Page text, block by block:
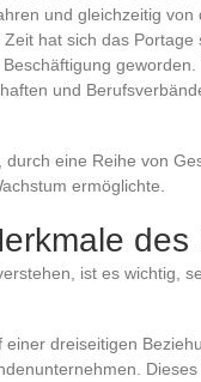
und gleichzeitig von
hat sich das
und
eine Reihe von
ermöglichte.
ist es wichtig,
dreiseitigen